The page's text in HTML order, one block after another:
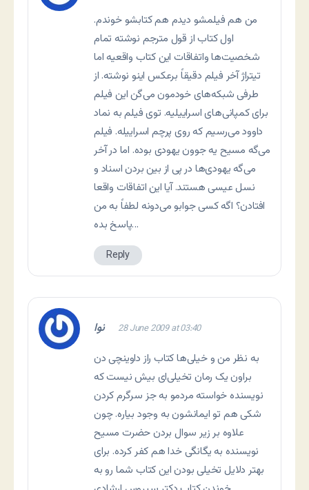
من هم فیلمشو دیدم هم کتابشو خوندم.
اول کتاب از قول مترجم نوشته تمام
شخصیت‌ها واتفاقات این کتاب واقعیه اما
تیتراژ آخر فیلم دقیقاً برعکس اینو نوشته. از
طرفی شبکه‌های خودمون می‌گن این فیلم
برای کمپانی‌های اسراییلیه. توی فیلم به نماد
داوود می‌رسیم که روی پرچم اسراییله. فیلم
می‌گه مسیح یه جوون یهودی بوده. اما در آخر
می‌گه یهودی‌ها در پی از بین بردن اسناد و
نسل عیسی هستند. آیا این اتفاقات واقعا
افتادن؟ اگه کسی جوابو می‌دونه لطفاً به من
پاسخ بده…
Reply
نوا 28 June 2009 at 03:40
به نظر من و خیلی‌ها کتاب راز داوینچی دن
براون یک رمان تخیلی‌ای بیش نیست که
نویسنده خواسته مردمو به جز سرگرم کردن
شکی هم تو ایمانشون به وجود بیاره. چون
علاوه بر زیر سوال بردن حضرت مسیح
نویسنده به یگانگی خدا هم کفر کرده. برای
بهتر دلایل تخیلی بودن این کتاب شما رو به